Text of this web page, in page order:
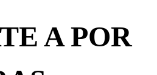
A POR